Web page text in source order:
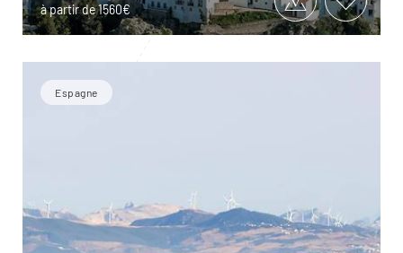
à partir de 1560€
Espagne